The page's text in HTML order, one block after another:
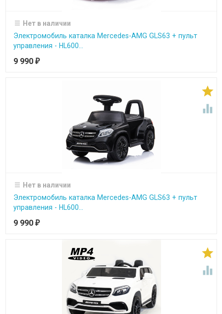
Нет в наличии
Электромобиль каталка Mercedes-AMG GLS63 + пульт
управления - HL600...
9 990 ₽


Нет в наличии
Электромобиль каталка Mercedes-AMG GLS63 + пульт
управления - HL600...
9 990 ₽

